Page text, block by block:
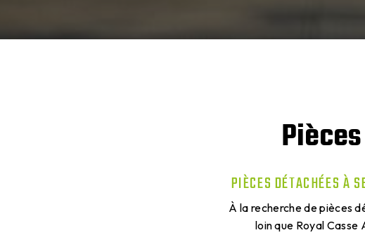
PIÈCES DÉTACHÉES À
À la recherche de pièces
loin que Royal